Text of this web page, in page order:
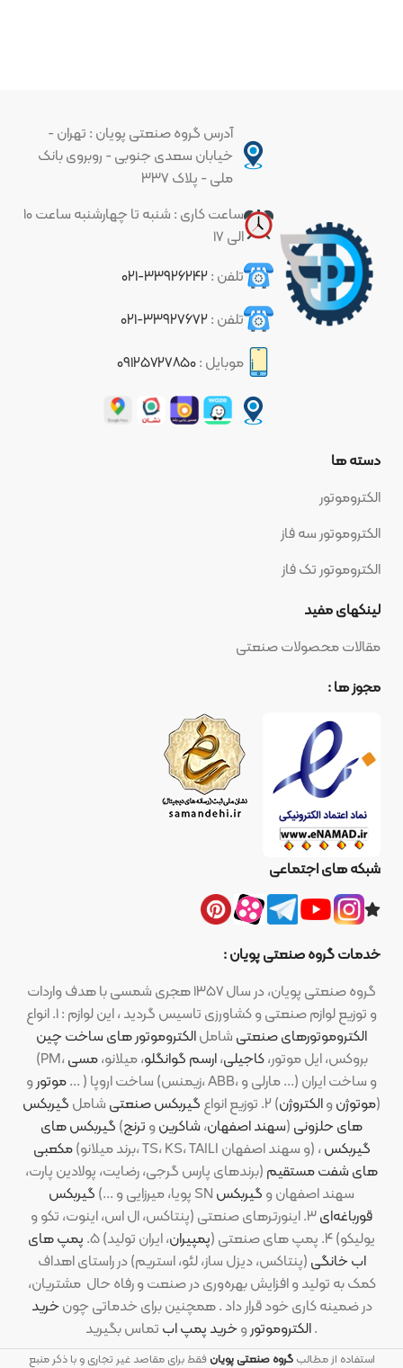
آدرس گروه صنعتی پویان : تهران -
خیابان سعدی جنوبی - روبروی بانک
ملی - پلاک ۳۳۷
ساعت کاری : شنبه تا چهارشنبه ساعت ۱۰
الی ۱۷
تلفن :۳۳۹۲۶۲۴۲-۰۲۱
تلفن :۳۳۹۲۷۶۷۲-۰۲۱
موبایل :۰۹۱۲۵۷۲۷۸۵۰
دسته ها
الکتروموتور
الکتروموتور سه فاز
الکتروموتور تک فاز
لینکهای مفید
مقالات محصولات صنعتی
مجوز ها :
شبکه های اجتماعی
خدمات گروه صنعتی پویان :
گروه صنعتی پویان، در سال ۱۳۵۷ هجری شمسی با هدف واردات
و توزیع لوازم صنعتی و کشاورزی تاسیس گردید ، این لوازم : ۱. انواع
الکتروموتورهای صنعتیشاملالکتروموتور های ساخت چین
(PM، بروکس، ایل موتور،کاجیلی،ارسم گوانگلو، میلانو،مسی
موتورو ... ) ساخت اروپا (زیمنس، ABB، مارلی و ...) و ساخت ایران
(موتوژنوالکتروژن) ۲. توزیع انواع گیربکس صنعتیشاملگیربکس
های حلزونی(سهند اصفهان،شاکرینوترنج)گیربکس های
مکعبی
(برند میلانو، TS، KS، TAILI و سهند اصفهان) ،گیربکس
های شفت مستقیم(برندهای پارس گرجی، رضایت، پولادین پارت،
پویا، میرزایی و ...)گیربکس SN سهند اصفهان وگیربکس
قورباغه‌ای ۳. اینورترهای صنعتی (پنتاکس، ال اس، اینوت، تکو و
یولیکو) ۴. پمپ های صنعتی (
پمپیران، ایران تولید) ۵.
پمپ های
اب خانگی(پنتاکس، دیزل ساز، لئو، استریم) در راستای اهداف
کمک به تولید و افزایش بهره‌وری در صنعت و رفاه حال مشتریان،
در ضمینه کاری خود قرار داد . همچنین برای خدماتی چونخرید
الکتروموتوروخرید پمپ اب تماس بگیرید .
استفاده از مطالبگروه صنعتی پویانفقط برای مقاصد غیر تجاری و با ذکر منبع